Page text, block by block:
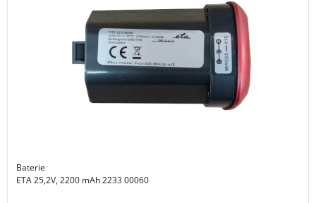
Baterie
ETA 25,2V, 2200 mAh 2233 00060